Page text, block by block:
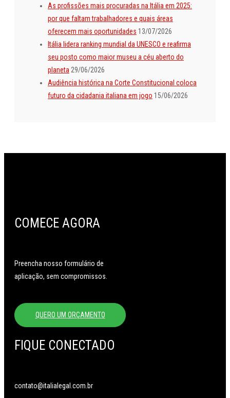
As profissões mais procuradas na Itália em 2025:
por que faltam trabalhadores e quais áreas
oferecem mais oportunidades 13/07/2026
Itália lidera ranking mundial da UNESCO e reafirma
seu posto como maior museu a céu aberto do
planeta 29/06/2026
Audiência histórica na Corte Constitucional coloca
futuro da cidadania italiana em jogo 15/06/2026
COMECE AGORA
Preencha nosso formulário de
aplicação, sem compromissos.
QUERO UM ORÇAMENTO
FIQUE CONECTADO
contato@italialegal.com.br